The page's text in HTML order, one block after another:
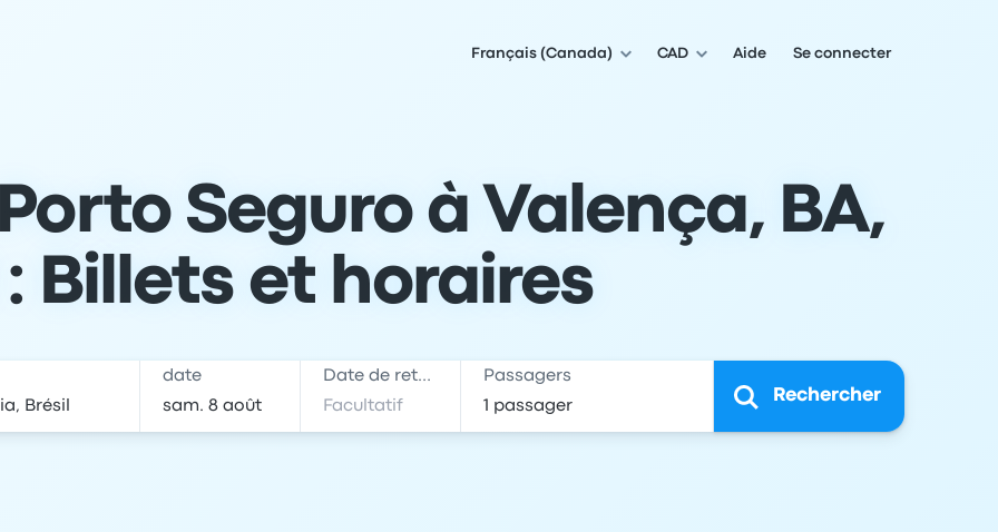
Français (Canada) CAD Aide Se connecter
Seguro à Valença, BA,
: Billets et horaires
date Date de retour Passagers
Rechercher